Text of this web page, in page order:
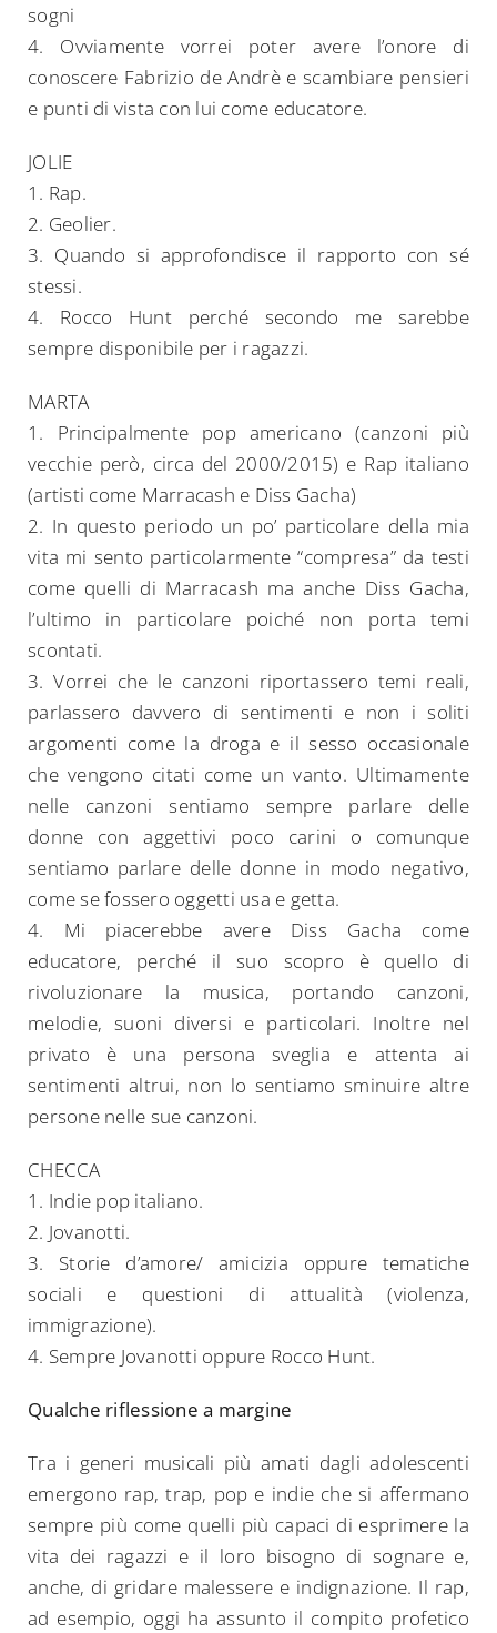
sogni
4. Ovviamente vorrei poter avere l’onore di
conoscere Fabrizio de Andrè e scambiare pensieri
e punti di vista con lui come educatore.
JOLIE
1. Rap.
2. Geolier.
3. Quando si approfondisce il rapporto con sé
stessi.
4. Rocco Hunt perché secondo me sarebbe
sempre disponibile per i ragazzi.
MARTA
1. Principalmente pop americano (canzoni più
vecchie però, circa del 2000/2015) e Rap italiano
(artisti come Marracash e Diss Gacha)
2. ⁠In questo periodo un po’ particolare della mia
vita mi sento particolarmente “compresa” da testi
come quelli di Marracash ma anche Diss Gacha,
l’ultimo in particolare poiché non porta temi
scontati.
3. ⁠Vorrei che le canzoni riportassero temi reali,
parlassero davvero di sentimenti e non i soliti
argomenti come la droga e il sesso occasionale
che vengono citati come un vanto. Ultimamente
nelle canzoni sentiamo sempre parlare delle
donne con aggettivi poco carini o comunque
sentiamo parlare delle donne in modo negativo,
come se fossero oggetti usa e getta.
4. ⁠Mi piacerebbe avere Diss Gacha come
educatore, perché il suo scopro è quello di
rivoluzionare la musica, portando canzoni,
melodie, suoni diversi e particolari. Inoltre nel
privato è una persona sveglia e attenta ai
sentimenti altrui, non lo sentiamo sminuire altre
persone nelle sue canzoni.
CHECCA
1. Indie pop italiano.
2. Jovanotti.
3. Storie d’amore/ amicizia oppure tematiche
sociali e questioni di attualità (violenza,
immigrazione).
4. Sempre Jovanotti oppure Rocco Hunt.
Qualche riflessione a margine
Tra i generi musicali più amati dagli adolescenti
emergono rap, trap, pop e indie che si affermano
sempre più come quelli più capaci di esprimere la
vita dei ragazzi e il loro bisogno di sognare e,
anche, di gridare malessere e indignazione. Il rap,
ad esempio, oggi ha assunto il compito profetico
Search
for: